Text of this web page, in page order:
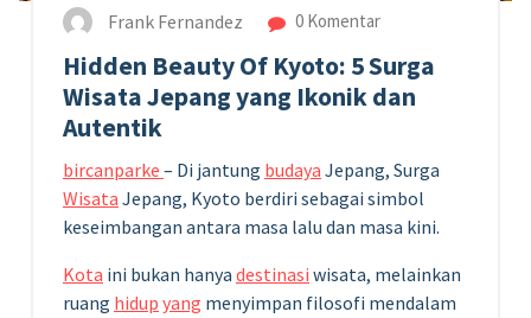
Frank Fernandez 0 Komentar
Hidden Beauty Of Kyoto: 5 Surga
Wisata Jepang yang Ikonik dan
Autentik
bircanparke – Di jantung budaya Jepang, Surga
Wisata Jepang, Kyoto berdiri sebagai simbol
keseimbangan antara masa lalu dan masa kini.
Kota ini bukan hanya destinasi wisata, melainkan
ruang hidup yang menyimpan filosofi mendalam